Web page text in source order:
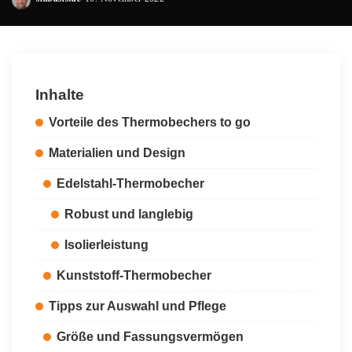
Posted
Inhalte
Vorteile des Thermobechers to go
Materialien und Design
Edelstahl-Thermobecher
Robust und langlebig
Isolierleistung
Kunststoff-Thermobecher
Tipps zur Auswahl und Pflege
Größe und Fassungsvermögen